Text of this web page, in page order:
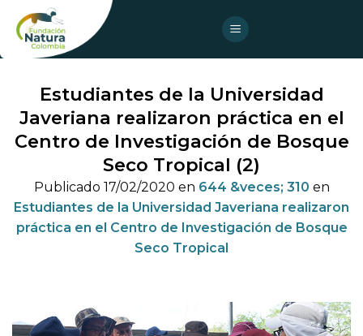
content
Estudiantes de la Universidad
Javeriana realizaron práctica en el
Centro de Investigación de Bosque
Seco Tropical (2)
Publicado 17/02/2020 en 644 &veces; 310 en
Estudiantes de la Universidad Javeriana realizaron
práctica en el Centro de Investigación de Bosque
Seco Tropical